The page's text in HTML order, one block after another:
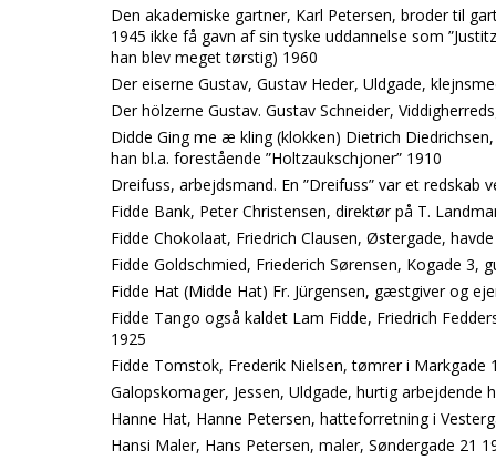
Den akademiske gartner, Karl Petersen, broder til
1945 ikke få gavn af sin tyske uddannelse som
han blev meget tørstig) 1960
Der eiserne Gustav, Gustav Heder, Uldgade,
Der hölzerne Gustav. Gustav Schneider,
Didde Ging me æ kling (klokken) Dietrich
han bl.a. forestående ”Holtzaukschjoner” 1910
Dreifuss, arbejdsmand. En ”Dreifuss” var et redskab
Fidde Bank, Peter Christensen, direktør på T.
Fidde Chokolaat, Friedrich Clausen, Østergade,
Fidde Goldschmied, Friederich Sørensen, Kogade 3,
Fidde Hat (Midde Hat) Fr. Jürgensen, gæstgiver og
Fidde Tango også kaldet Lam Fidde, Friedrich
1925
Fidde Tomstok, Frederik Nielsen, tømrer i Markgade
Galopskomager, Jessen, Uldgade, hurtig arbejdende
Hanne Hat, Hanne Petersen, hatteforretning i
Hansi Maler, Hans Petersen, maler, Søndergade 21